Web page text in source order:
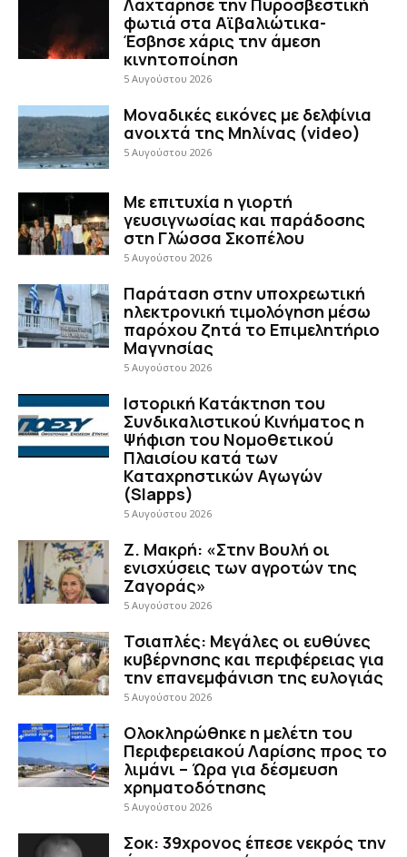
Λαχτάρησε την Πυροσβεστική
φωτιά στα Αϊβαλιώτικα-
Έσβησε χάρις την άμεση
κινητοποίηση
5 Αυγούστου 2026
Μοναδικές εικόνες με δελφίνια
ανοιχτά της Μηλίνας (video)
5 Αυγούστου 2026
Με επιτυχία η γιορτή
γευσιγνωσίας και παράδοσης
στη Γλώσσα Σκοπέλου
5 Αυγούστου 2026
Παράταση στην υποχρεωτική
ηλεκτρονική τιμολόγηση μέσω
παρόχου ζητά το Επιμελητήριο
Μαγνησίας
5 Αυγούστου 2026
Ιστορική Κατάκτηση του
Συνδικαλιστικού Κινήματος η
Ψήφιση του Νομοθετικού
Πλαισίου κατά των
Καταχρηστικών Αγωγών
(Slapps)
5 Αυγούστου 2026
Ζ. Μακρή: «Στην Βουλή οι
ενισχύσεις των αγροτών της
Ζαγοράς»
5 Αυγούστου 2026
Τσιαπλές: Μεγάλες οι ευθύνες
κυβέρνησης και περιφέρειας για
την επανεμφάνιση της ευλογιάς
5 Αυγούστου 2026
Ολοκληρώθηκε η μελέτη του
Περιφερειακού Λαρίσης προς το
λιμάνι – Ώρα για δέσμευση
χρηματοδότησης
5 Αυγούστου 2026
Σοκ: 39χρονος έπεσε νεκρός την